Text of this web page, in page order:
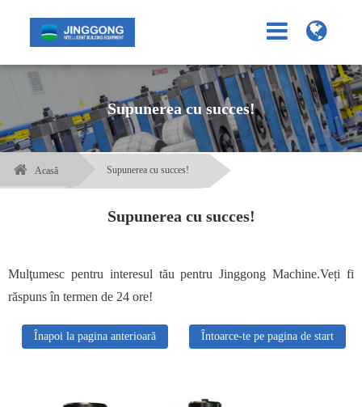
Supunerea cu succes!
Acasă Supunerea cu succes!
Supunerea cu succes!
Mulţumesc pentru interesul tău pentru Jinggong Machine.Veți fi
răspuns în termen de 24 ore!
Înapoi la pagina anterioară Întoarce-te pe pagina de start